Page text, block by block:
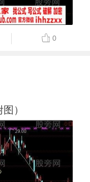
0
）